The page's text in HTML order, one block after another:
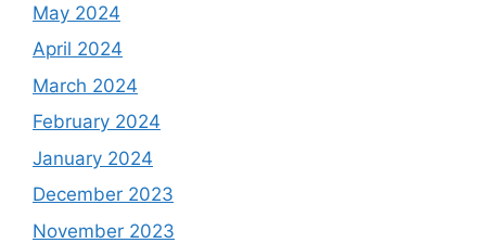
May 2024
April 2024
March 2024
February 2024
January 2024
December 2023
November 2023